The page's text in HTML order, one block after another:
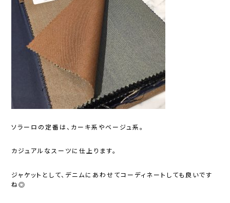
ソラーロの定番は、カーキ系やベージュ系。
カジュアルなスーツに仕上ります。
ジャケットとして、デニムにあわせてコーディネートしても良いです
ね◎